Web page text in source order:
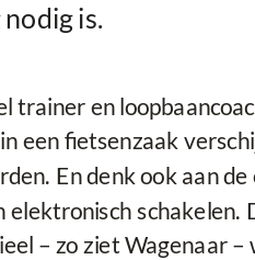
is.
trainer en
een fietsenzaak
En denk ook aan
elektronisch
– zo ziet Wagenaar